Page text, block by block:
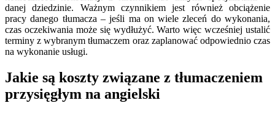
danej dziedzinie. Ważnym czynnikiem jest również obciążenie
pracy danego tłumacza – jeśli ma on wiele zleceń do wykonania,
czas oczekiwania może się wydłużyć. Warto więc wcześniej ustalić
terminy z wybranym tłumaczem oraz zaplanować odpowiednio czas
na wykonanie usługi.
Jakie są koszty związane z tłumaczeniem
przysięgłym na angielski